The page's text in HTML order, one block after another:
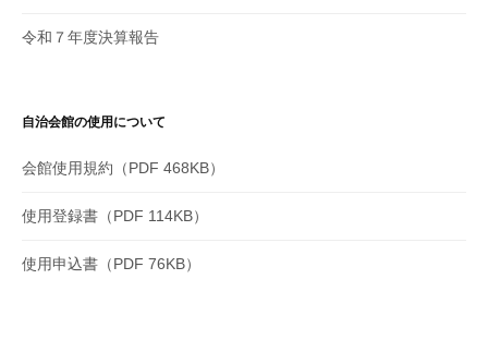
令和７年度決算報告
自治会館の使用について
会館使用規約（PDF 468KB）
使用登録書（PDF 114KB）
使用申込書（PDF 76KB）